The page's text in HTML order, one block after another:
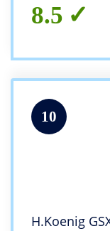
8.5
10
H.Koenig